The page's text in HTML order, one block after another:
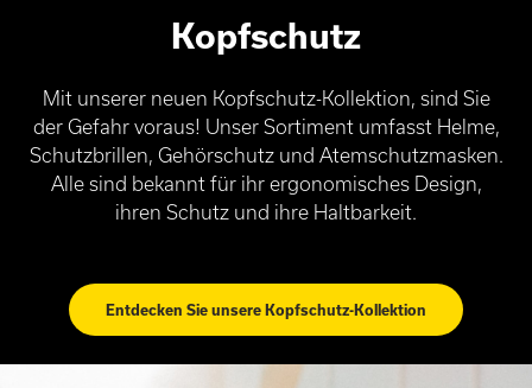
Kopfschutz
Mit unserer neuen Kopfschutz-Kollektion, sind Sie
der Gefahr voraus! Unser Sortiment umfasst Helme,
Schutzbrillen, Gehörschutz und Atemschutzmasken.
Alle sind bekannt für ihr ergonomisches Design,
ihren Schutz und ihre Haltbarkeit.
Entdecken Sie unsere Kopfschutz-Kollektion